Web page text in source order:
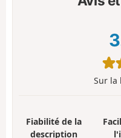
Sur la
Fiabilité de la
description